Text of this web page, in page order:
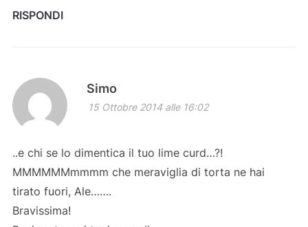
RISPONDI
Simo
15 Ottobre 2014 alle 16:02
..e chi se lo dimentica il tuo lime curd…?!
MMMMMMmmmm che meraviglia di torta ne hai
tirato fuori, Ale…….
Bravissima!